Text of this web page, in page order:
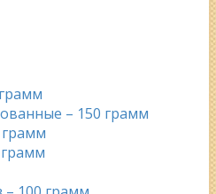
– 150 грамм